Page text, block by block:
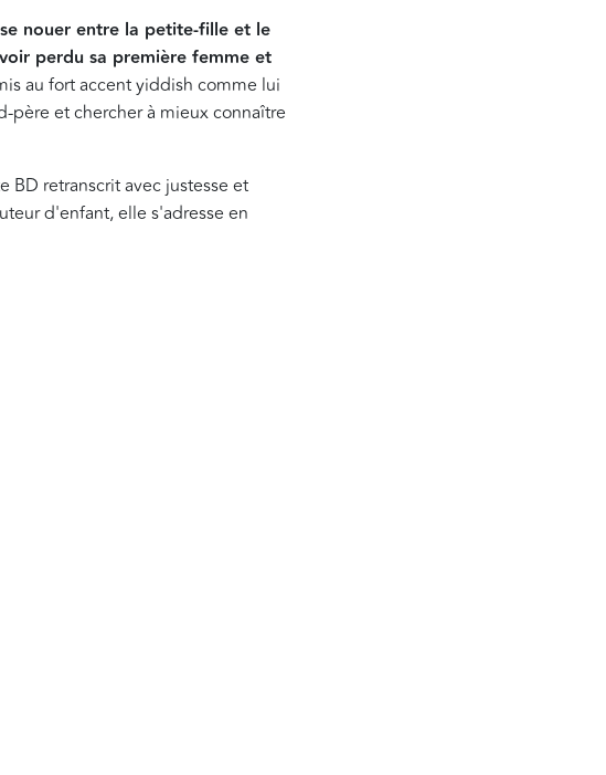
nouer entre la petite-fille et le
perdu sa première femme et
au fort accent yiddish comme lui
père et chercher à mieux connaître
BD retranscrit avec justesse et
d'enfant, elle s'adresse en